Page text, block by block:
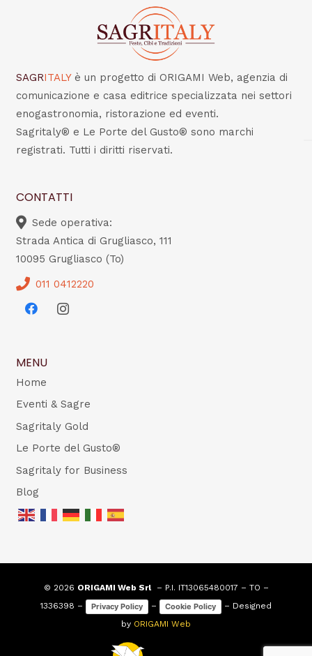
SAGRITALY è un progetto di ORIGAMI Web, agenzia di
comunicazione e casa editrice specializzata nei settori
enogastronomia, ristorazione ed eventi.
Sagritaly® e Le Porte del Gusto® sono marchi
registrati. Tutti i diritti riservati.
CONTATTI
Sede operativa:
Strada Antica di Grugliasco, 111
10095 Grugliasco (To)
011 0412220
MENU
Home
Eventi & Sagre
Sagritaly Gold
Le Porte del Gusto®
Sagritaly for Business
Blog
© 2026 ORIGAMI Web Srl– P.I. IT13065480017 – TO –
1336398 –
Privacy Policy – Cookie Policy
– Designed
by ORIGAMI Web